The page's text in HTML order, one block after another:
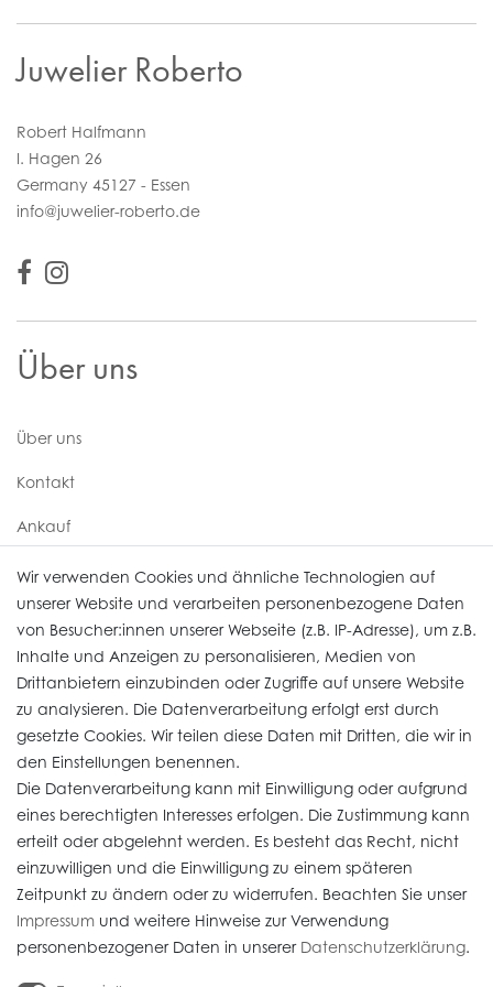
Juwelier Roberto
Robert Halfmann
I. Hagen 26
Germany 45127 - Essen
info@juwelier-roberto.de
Über uns
Über uns
Kontakt
Ankauf
Uhren Service
Vertrag widerrufen
Informationen
Widerrufs­recht
Impressum
AGB
Wir verwenden Cookies und ähnliche Technologien auf
unserer Website und verarbeiten personenbezogene Daten
von Besucher:innen unserer Webseite (z.B. IP-Adresse), um z.B.
Inhalte und Anzeigen zu personalisieren, Medien von
Drittanbietern einzubinden oder Zugriffe auf unsere Website
zu analysieren. Die Datenverarbeitung erfolgt erst durch
gesetzte Cookies. Wir teilen diese Daten mit Dritten, die wir in
den Einstellungen benennen.
Die Datenverarbeitung kann mit Einwilligung oder aufgrund
eines berechtigten Interesses erfolgen. Die Zustimmung kann
erteilt oder abgelehnt werden. Es besteht das Recht, nicht
einzuwilligen und die Einwilligung zu einem späteren
Zeitpunkt zu ändern oder zu widerrufen. Beachten Sie unser
Impressum und weitere Hinweise zur Verwendung
personenbezogener Daten in unserer Daten­schutz­erklärung.